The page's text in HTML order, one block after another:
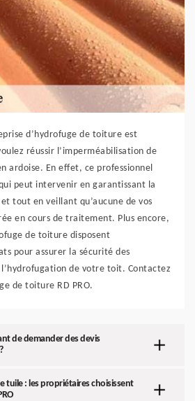
d’hydrofuge de toiture est
réussir l’imperméabilisation de
ardoise. En effet, ce professionnel
peut intervenir en garantissant la
tout en veillant qu’aucune de vos
en cours de traitement. Plus encore,
de toiture disposent
pour assurer la sécurité des
l’hydrofugation de votre toit. Contactez
de toiture RD PRO.
de demander des devis
tuile : les propriétaires choisissent